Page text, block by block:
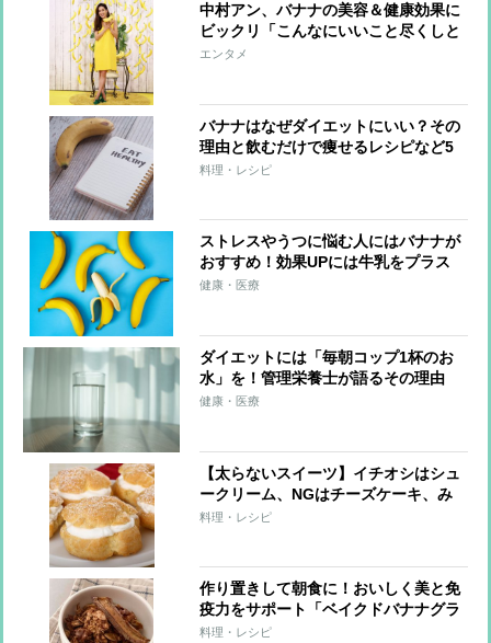
中村アン、バナナの美容＆健康効果に
ビックリ「こんなにいいこと尽くしと
は！」
エンタメ
バナナはなぜダイエットにいい？その
理由と飲むだけで痩せるレシピなど5
選まとめ
料理・レシピ
ストレスやうつに悩む人にはバナナが
おすすめ！効果UPには牛乳をプラス
健康・医療
ダイエットには「毎朝コップ1杯のお
水」を！管理栄養士が語るその理由
健康・医療
【太らないスイーツ】イチオシはシュ
ークリーム、NGはチーズケーキ、み
たらし団子
料理・レシピ
作り置きして朝食に！おいしく美と免
疫力をサポート「ベイクドバナナグラ
ノーラ」【市橋有里の美レシピ】
料理・レシピ